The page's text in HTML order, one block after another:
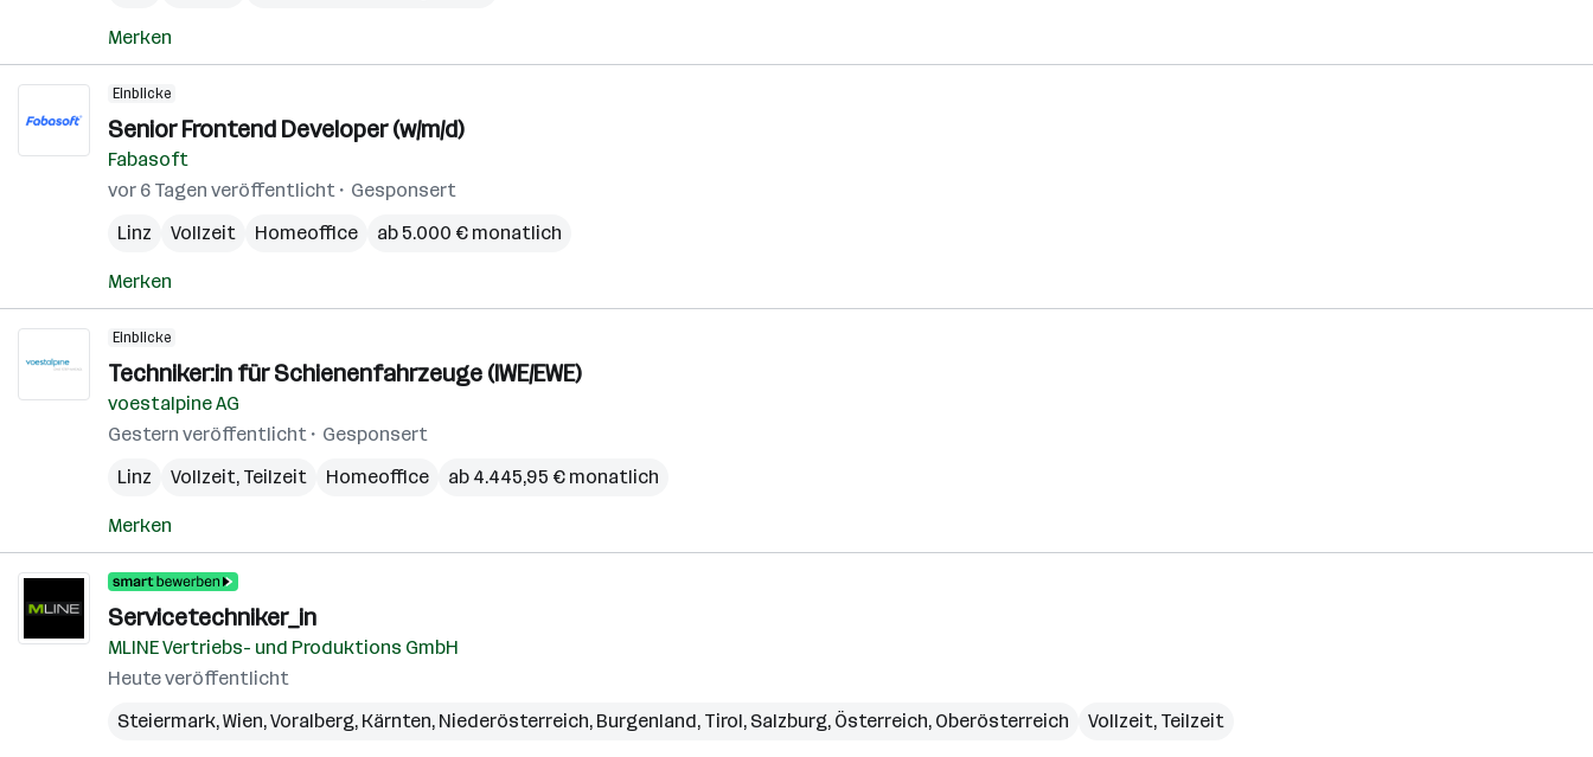
Merken
Einblicke
Senior Frontend Developer (w/m/d)
Fabasoft
vor 6 Tagen veröffentlicht
Gesponsert
Linz
Vollzeit Homeoffice ab 5.000 € monatlich
Merken
Einblicke
Techniker:in für Schienenfahrzeuge (IWE/EWE)
voestalpine AG
Gestern veröffentlicht
Gesponsert
Linz
Vollzeit, Teilzeit Homeoffice ab 4.445,95 € monatlich
Merken
Servicetechniker_in
MLINE Vertriebs- und Produktions GmbH
Heute veröffentlicht
Steiermark,Wien,Voralberg, Kärnten, Niederösterreich, Burgenland, Tirol, Salzburg, Österreich, Oberösterreich Vollzeit, Teilzeit